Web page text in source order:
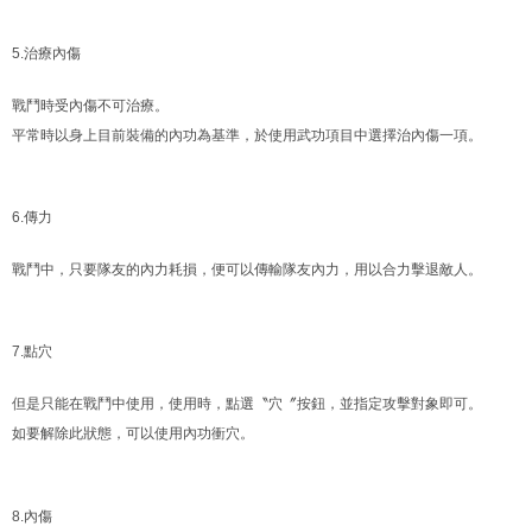
5.治療內傷
戰鬥時受內傷不可治療。
平常時以身上目前裝備的內功為基準，於使用武功項目中選擇治內傷一項。
6.傳力
戰鬥中，只要隊友的內力耗損，便可以傳輸隊友內力，用以合力擊退敵人。
7.點穴
但是只能在戰鬥中使用，使用時，點選〝穴〞按鈕，並指定攻擊對象即可。
如要解除此狀態，可以使用內功衝穴。
8.內傷